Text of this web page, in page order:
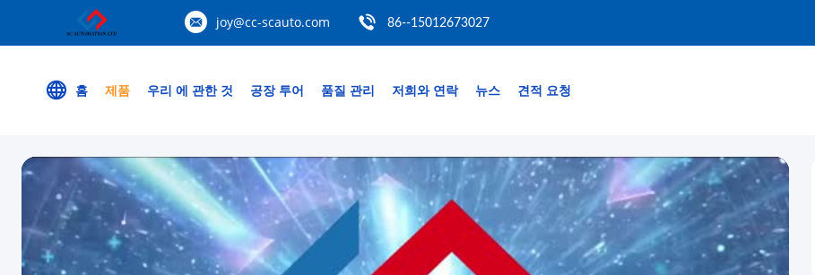
joy@cc-scauto.com 86--15012673027
홈 제품 우리 에 관한 것 공장 투어 품질 관리 저희와 연락 뉴스 견적 요청